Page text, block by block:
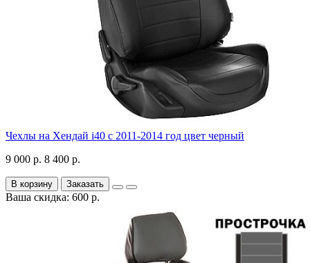
Чехлы на Хендай i40 с 2011-2014 год цвет черный
9 000 р. 8 400 р.
В корзину Заказать
Ваша скидка: 600 р.